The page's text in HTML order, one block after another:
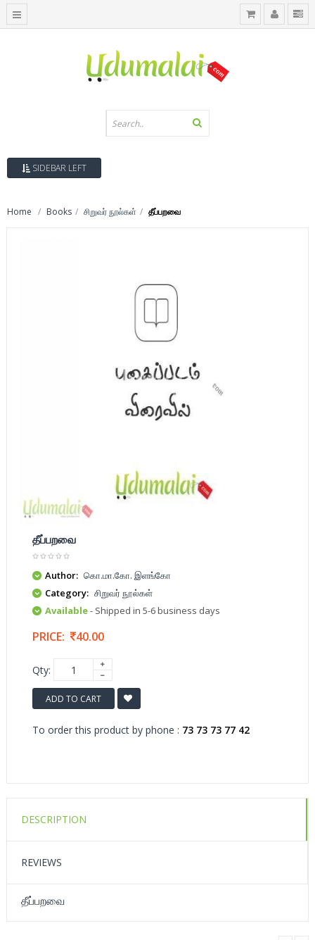
SIDEBAR LEFT
Home Books சிறுவர் நூல்கள் தீப்பறவை
தீப்பறவை
Author: கொ.மா.கோ. இளங்கோ
Category: சிறுவர் நூல்கள்
Available- Shipped in 5-6 business days
PRICE: 40.00
Qty:
ADD TO CART
To order this product by phone : 73 73 73 77 42
DESCRIPTION
REVIEWS
தீப்பறவை